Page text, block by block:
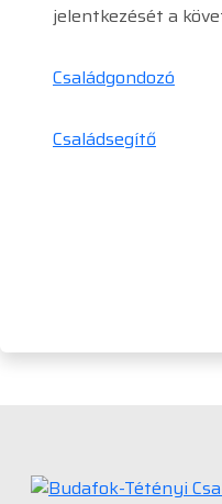
jelentkezését a
Családgondozó
Családsegítő